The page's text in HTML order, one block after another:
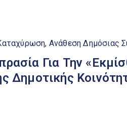
Ανάθεση Δημόσιας
Για Την
Δημοτικής